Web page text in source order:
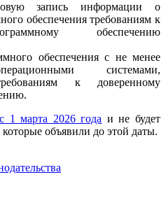
запись информации о
обеспечения требованиям к
обеспечению
обеспечения с не менее
системами,
к доверенному
с 1 марта 2026 года и не будет
которые объявили до этой даты.